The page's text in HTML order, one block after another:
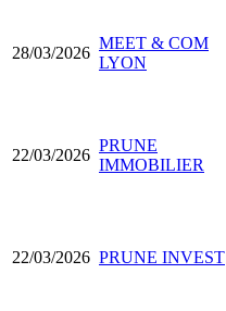
28/03/2026
MEET & COM
LYON
22/03/2026
PRUNE
IMMOBILIER
22/03/2026 PRUNE INVEST